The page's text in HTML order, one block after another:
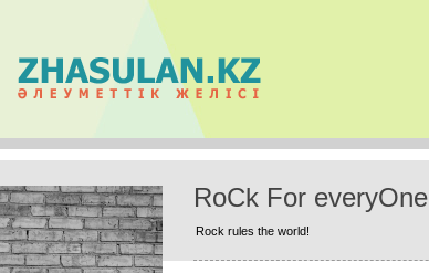
RoCk For everyOne
Rock rules the world!